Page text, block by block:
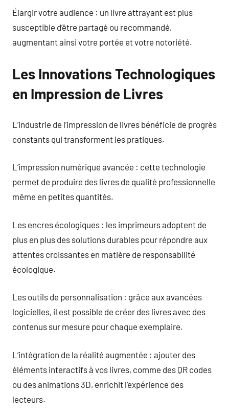
Élargir votre audience : un livre attrayant est plus
susceptible d’être partagé ou recommandé,
augmentant ainsi votre portée et votre notoriété.
Les Innovations Technologiques
en Impression de Livres
L’industrie de l’impression de livres bénéficie de progrès
constants qui transforment les pratiques.
L’impression numérique avancée : cette technologie
permet de produire des livres de qualité professionnelle
même en petites quantités.
Les encres écologiques : les imprimeurs adoptent de
plus en plus des solutions durables pour répondre aux
attentes croissantes en matière de responsabilité
écologique.
Les outils de personnalisation : grâce aux avancées
logicielles, il est possible de créer des livres avec des
contenus sur mesure pour chaque exemplaire.
L’intégration de la réalité augmentée : ajouter des
éléments interactifs à vos livres, comme des QR codes
ou des animations 3D, enrichit l’expérience des
lecteurs.